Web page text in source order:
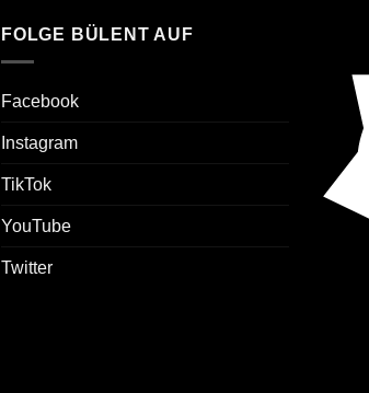
FOLGE BÜLENT AUF
Facebook
Instagram
TikTok
YouTube
Twitter